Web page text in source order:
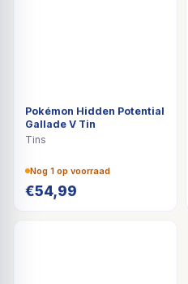
Pokémon Hidden Potential
Gallade V Tin
Tins
Nog 1 op voorraad
€54,99